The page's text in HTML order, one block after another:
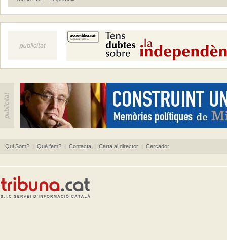
Qui Som? | Què fem? | Contacta | Carta al director | Cercador